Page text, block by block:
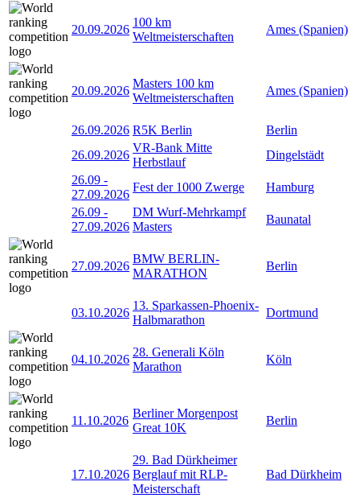
20.09.2026
100 km
Weltmeisterschaften
Ames (Spanien)
20.09.2026
Masters 100 km
Weltmeisterschaften
Ames (Spanien)
26.09.2026 R5K Berlin
Berlin
26.09.2026
VR-Bank Mitte
Herbstlauf
Dingelstädt
26.09 -
27.09.2026
Fest der 1000 Zwerge
Hamburg
26.09 -
27.09.2026
DM Wurf-Mehrkampf
Masters
Baunatal
27.09.2026
BMW BERLIN-
MARATHON
Berlin
03.10.2026
13. Sparkassen-Phoenix-
Halbmarathon
Dortmund
04.10.2026
28. Generali Köln
Marathon
Köln
11.10.2026
Berliner Morgenpost
Great 10K
Berlin
17.10.2026
29. Bad Dürkheimer
Berglauf mit RLP-
Meisterschaft
Bad Dürkheim